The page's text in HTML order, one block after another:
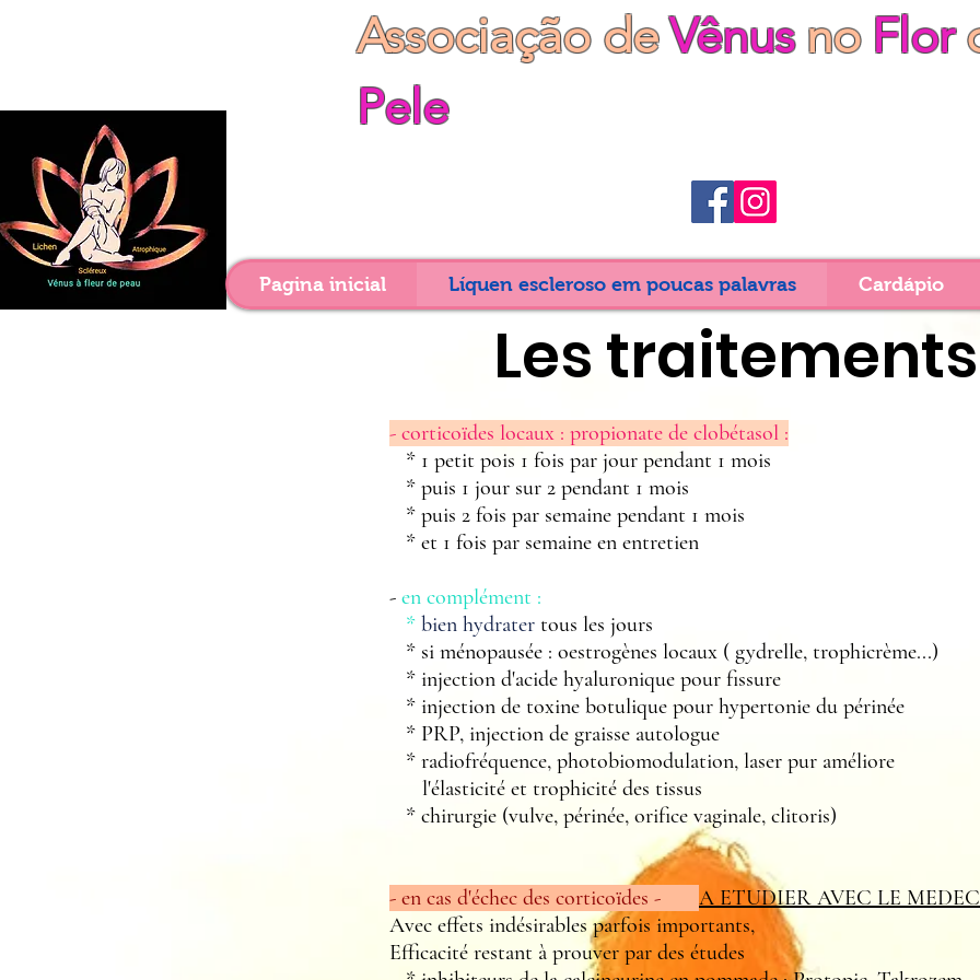
Associação deVênus no Flor
Pele
Pagina inicial Líquen escleroso em poucas palavras Cardápio
Les traitements
- corticoïdes locaux : propionate de clobétasol :
* 1 petit pois 1 fois par jour pendant 1 mois
* puis 1 jour sur 2 pendant 1 mois
* puis 2 fois par semaine pendant 1 mois
* et 1 fois par semaine en entretien
- en complément :
* bien hydrater tous les jours
* si ménopausée : oestrogènes locaux ( gydrelle, trophicrème...)
* injection d'acide hyaluronique pour fissure
* injection de toxine botulique pour hypertonie du périnée
* PRP, injection de graisse autologue
* radiofréquence, photobiomodulation, laser pur améliore
l'élasticité et trophicité des tissus
* chirurgie (vulve, périnée, orifice vaginale, clitoris)
- en cas d'échec des corticoïdes - A ETUDIER AVEC LE
Avec effets indésirables parfois importants,
Efficacité restant à prouver par des études